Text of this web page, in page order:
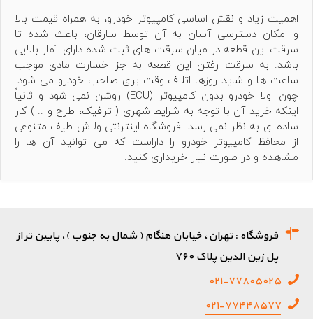
اهمیت زیاد و نقش اساسی کامپیوتر خودرو، به همراه قیمت بالا
و امکان دسترسی آسان به آن توسط سارقان، باعث شده تا
سرقت این قطعه در میان سرقت های ثبت شده دارای آمار بالایی
باشد. به سرقت رفتن این قطعه به جز خسارت مادی موجب
ساعت ها و شاید روزها اتلاف وقت برای صاحب خودرو می شود.
چون اولا خودرو بدون کامپیوتر (ECU) روشن نمی شود و ثانیاً
اینکه خرید آن با توجه به شرایط شهری ( ترافیک، طرح و .. ) کار
ساده ای به نظر نمی رسد. فروشگاه اینترنتی ولاش طیف متنوعی
از محافظ کامپیوتر خودرو را داراست که می توانید آن ها را
مشاهده و در صورت نیاز خریداری کنید.
فروشگاه : تهران، خیابان هنگام ( شمال به جنوب )، پایین تر از
پل زین الدین پلاک ۷۶۰
۰۲۱-۷۷۸۰۵۰۲۵
۰۲۱-۷۷۴۴۸۵۷۷